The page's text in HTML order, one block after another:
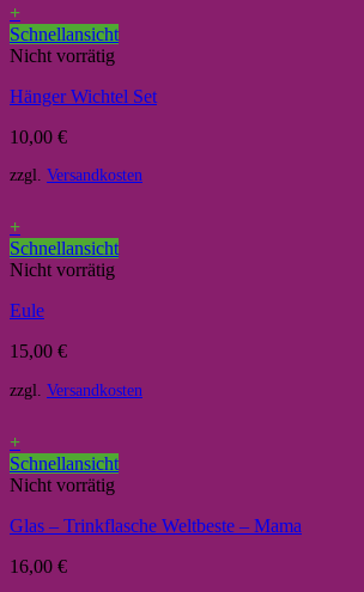
+
Schnellansicht
Nicht vorrätig
Hänger Wichtel Set
10,00 €
zzgl. Versandkosten
+
Schnellansicht
Nicht vorrätig
Eule
15,00 €
zzgl. Versandkosten
+
Schnellansicht
Nicht vorrätig
Glas – Trinkflasche Weltbeste – Mama
16,00 €